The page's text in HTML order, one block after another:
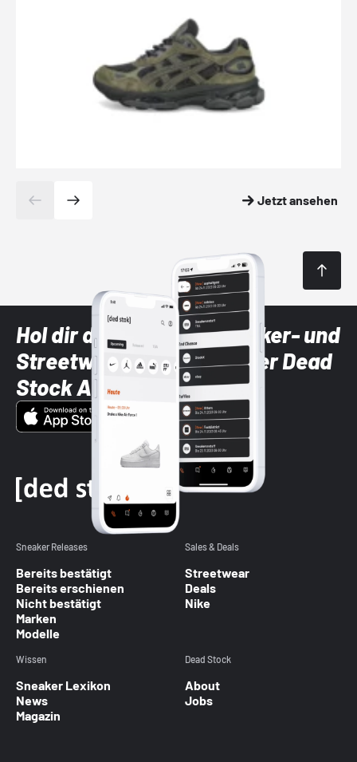
Jetzt ansehen
Hol dir die neuesten Sneaker- und
Streetwear-Brands mit der Dead
Stock App
Sneaker Releases
Bereits bestätigt
Bereits erschienen
Nicht bestätigt
Marken
Modelle
Sales & Deals
Streetwear
Deals
Nike
Wissen
Sneaker Lexikon
News
Magazin
Dead Stock
About
Jobs